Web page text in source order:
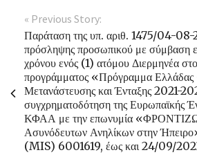
« Previous Story:
Παράταση της υπ. αριθ. 1475/04-
πρόσληψης προσωπικού με σύμβαση
χρόνου ενός (1) ατόμου Διερμηνέα
προγράμματος «Πρόγραμμα
Μετανάστευσης και Ένταξης 2021-
συγχρηματοδότηση της Ευρωπαϊκής
ΚΦΑΑ με την επωνυμία «ΦΡΟΝΤΙΖΩ
Ασυνόδευτων Ανηλίκων στην
(MIS) 6001619, έως και 24/09/